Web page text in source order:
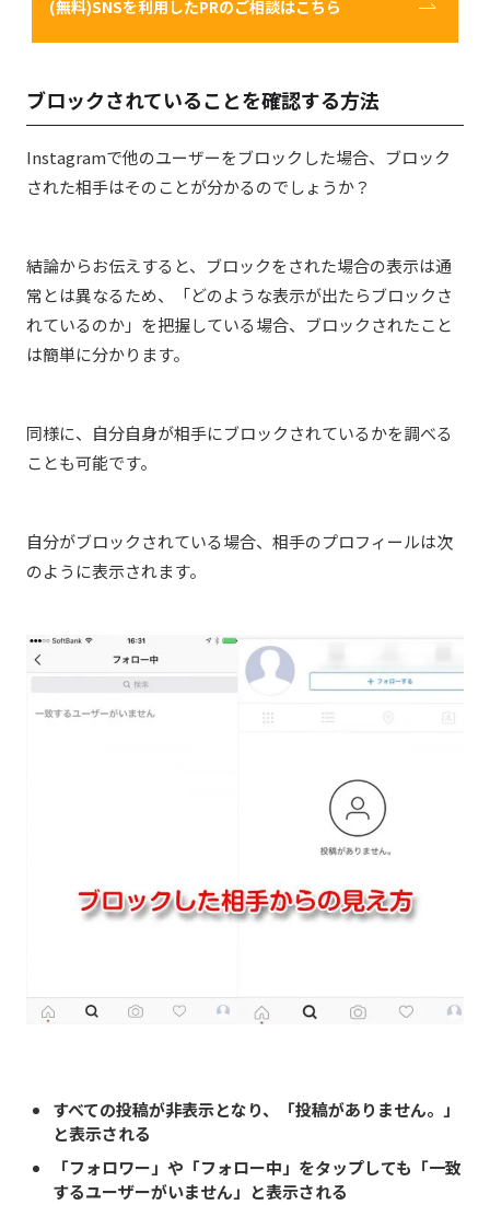
(無料)SNSを利用したPRのご相談はこちら
ブロックされていることを確認する方法
Instagramで他のユーザーをブロックした場合、ブロック
された相手はそのことが分かるのでしょうか？
結論からお伝えすると、ブロックをされた場合の表示は通
常とは異なるため、「どのような表示が出たらブロックさ
れているのか」を把握している場合、ブロックされたこと
は簡単に分かります。
同様に、自分自身が相手にブロックされているかを調べる
ことも可能です。
自分がブロックされている場合、相手のプロフィールは次
のように表示されます。
すべての投稿が非表示となり、「投稿がありません。」
と表示される
「フォロワー」や「フォロー中」をタップしても「一致
するユーザーがいません」と表示される